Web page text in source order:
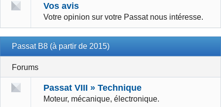
Vos avis
Votre opinion sur votre Passat nous intéresse.
Passat B8 (à partir de 2015)
Forums
Passat VIII » Technique
Moteur, mécanique, électronique.